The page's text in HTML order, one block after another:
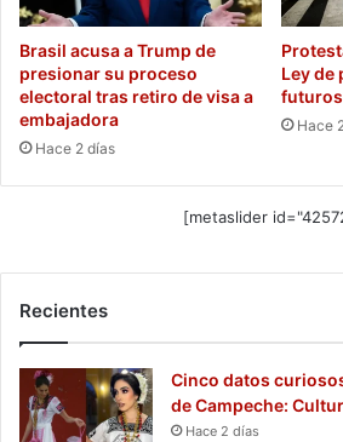
Brasil acusa a Trump de
presionar su proceso
electoral tras retiro de visa a
embajadora
Hace 2 días
Ley de
Hace
[metaslider
Recientes
Cinco datos
de Campeche:
Hace 2 días